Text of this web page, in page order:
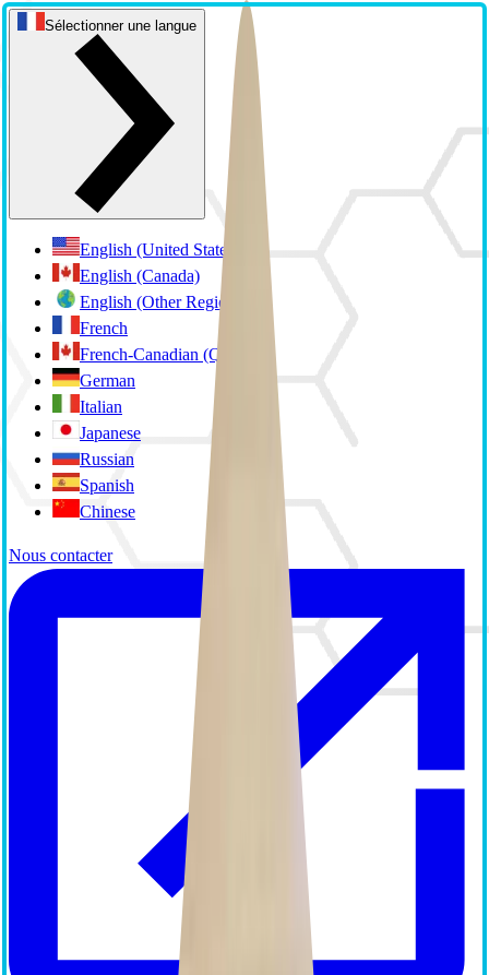
Sélectionner une langue
English (United States)
English (Canada)
English (Other Regions)
French
French-Canadian (Quebec)
German
Italian
Japanese
Russian
Spanish
Chinese
Nous contacter